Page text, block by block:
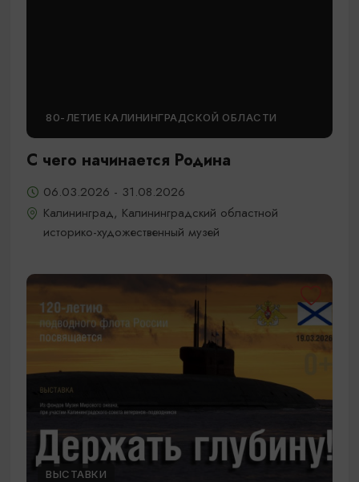
80-ЛЕТИЕ КАЛИНИНГРАДСКОЙ ОБЛАСТИ
С чего начинается Родина
06.03.2026 - 31.08.2026
Калининград, Калининградский областной
историко-художественный музей
ВЫСТАВКИ